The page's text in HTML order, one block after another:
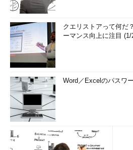
クエリストアって何だ
ーマンス向上に注目 (1/
Word／Excelのパスワ